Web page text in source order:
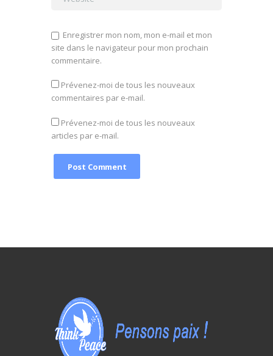
Enregistrer mon nom, mon e-mail et mon
site dans le navigateur pour mon prochain
commentaire.
Prévenez-moi de tous les nouveaux
commentaires par e-mail.
Prévenez-moi de tous les nouveaux
articles par e-mail.